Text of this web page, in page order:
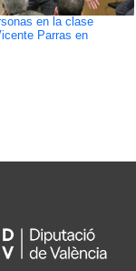
en la clase
Parras en